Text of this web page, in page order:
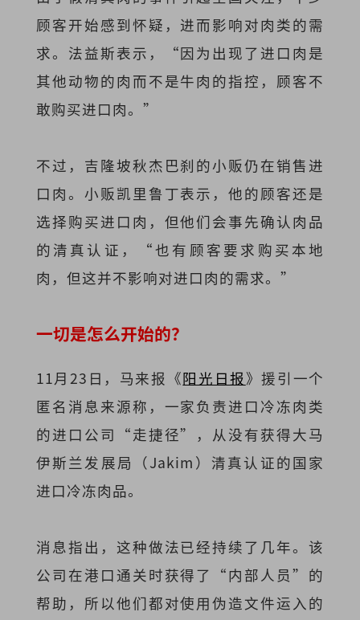
顾客开始感到怀疑，进而影响对肉类的需
求。法益斯表示，“因为出现了进口肉是
其他动物的肉而不是牛肉的指控，顾客不
敢购买进口肉。”
不过，吉隆坡秋杰巴刹的小贩仍在销售进
口肉。小贩凯里鲁丁表示，他的顾客还是
选择购买进口肉，但他们会事先确认肉品
的清真认证，“也有顾客要求购买本地
肉，但这并不影响对进口肉的需求。”
一切是怎么开始的？
11月23日，马来报《阳光日报》援引一个
匿名消息来源称，一家负责进口冷冻肉类
的进口公司“走捷径”，从没有获得大马
伊斯兰发展局（Jakim）清真认证的国家
进口冷冻肉品。
消息指出，这种做法已经持续了几年。该
公司在港口通关时获得了“内部人员”的
帮助，所以他们都对使用伪造文件运入的